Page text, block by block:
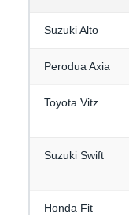
Suzuki Alto
Perodua Axia
Toyota Vitz
Suzuki Swift
Honda Fit